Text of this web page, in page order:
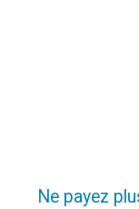
Ne payez